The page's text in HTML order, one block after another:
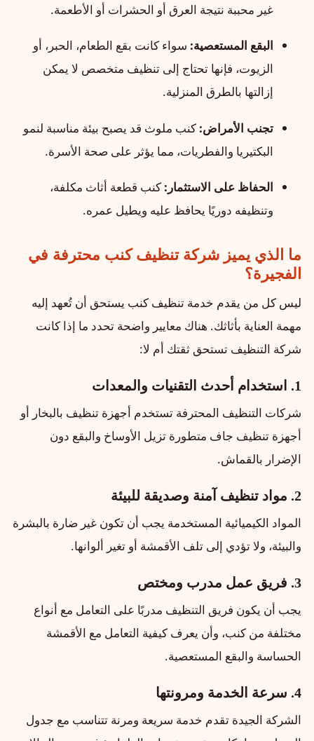
غير محببة نتيجة العرق أو الحشرات أو الأطعمة.
البقع المستعصية: سواء كانت بقع الطعام، الحبر، أو
الزيوت، فإنها تحتاج إلى تنظيف متخصص لا يمكن
إزالتها بالطرق المنزلية.
تجنب الأمراض: كنب ملوث قد يصبح بيئة مناسبة لنمو
البكتيريا والفطريات، مما يؤثر على صحة الأسرة.
الحفاظ على الاستثمار: كنب قطعة أثاث مكلفة،
وتنظيفه دوريًا يحافظ عليه ويطيل عمره.
ما الذي يميز شركة تنظيف كنب محترفة في
الفجيرة؟
ليس كل من يقدم خدمة تنظيف كنب يستحق أن تُعهد إليه
مهمة العناية بأثاثك. هناك معايير واضحة تحدد ما إذا كانت
شركة التنظيف تستحق ثقتك أم لا:
1. استخدام أحدث التقنيات والمعدات
شركات التنظيف المحترفة تستخدم أجهزة تنظيف بالبخار أو
أجهزة تنظيف جاف متطورة تزيل الأوساخ والبقع دون
الإضرار بالقماش.
2. مواد تنظيف آمنة وصديقة للبيئة
المواد الكيميائية المستخدمة يجب أن تكون غير ضارة بالبشرة
والبيئة، ولا تؤدي إلى تلف الأقمشة أو تغير ألوانها.
3. فريق عمل مدرب ومختص
يجب أن يكون فريق التنظيف مدربًا على التعامل مع أنواع
مختلفة من كنب، وأن يعرف كيفية التعامل مع الأقمشة
الحساسة والبقع المستعصية.
4. سرعة الخدمة ومرونتها
الشركة الجيدة تقدم خدمة سريعة ومرنة تتناسب مع جدول